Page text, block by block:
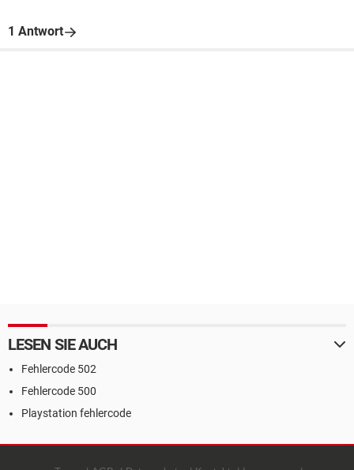
1 Antwort
LESEN SIE AUCH
Fehlercode 502
Fehlercode 500
Playstation fehlercode